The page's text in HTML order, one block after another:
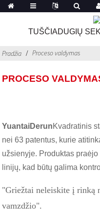
TUŠČIADUGIŲ
Pradžia Proceso valdymas
PROCESO
YuantaiDerunKvadratinis
nei 63 patentus, kurie
užsienyje. Produktas
linijų, kad būtų galima
"Griežtai neleiskite į rinką
vamzdžio".